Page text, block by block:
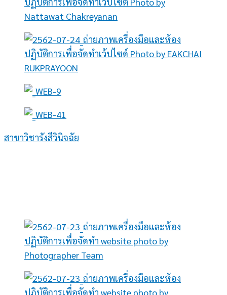
สาขาวิชารังสีวินิจฉัย